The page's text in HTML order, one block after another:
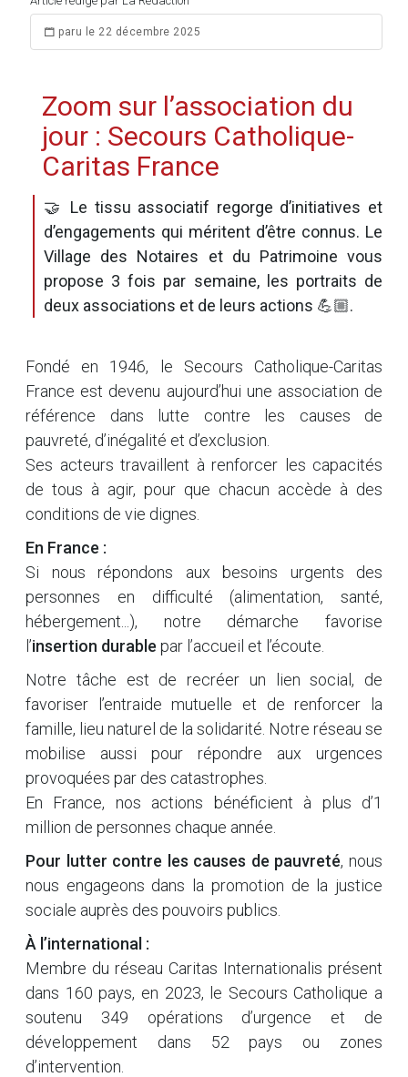
paru le 22 décembre 2025
Zoom sur l’association du
jour : Secours Catholique-
Caritas France
🤝 Le tissu associatif regorge d’initiatives et
d’engagements qui méritent d’être connus. Le
Village des Notaires et du Patrimoine vous
propose 3 fois par semaine, les portraits de
deux associations et de leurs actions 💪🏼.
Fondé en 1946, le Secours Catholique-Caritas
France est devenu aujourd’hui une association de
référence dans lutte contre les causes de
pauvreté, d’inégalité et d’exclusion.
Ses acteurs travaillent à renforcer les capacités
de tous à agir, pour que chacun accède à des
conditions de vie dignes.
En France :
Si nous répondons aux besoins urgents des
personnes en difficulté (alimentation, santé,
hébergement...), notre démarche favorise
l’insertion durable par l’accueil et l’écoute.
Notre tâche est de recréer un lien social, de
favoriser l’entraide mutuelle et de renforcer la
famille, lieu naturel de la solidarité. Notre réseau se
mobilise aussi pour répondre aux urgences
provoquées par des catastrophes.
En France, nos actions bénéficient à plus d’1
million de personnes chaque année.
Pour lutter contre les causes de pauvreté, nous
nous engageons dans la promotion de la justice
sociale auprès des pouvoirs publics.
À l’international :
Membre du réseau Caritas Internationalis présent
dans 160 pays, en 2023, le Secours Catholique a
soutenu 349 opérations d’urgence et de
développement dans 52 pays ou zones
d’intervention.